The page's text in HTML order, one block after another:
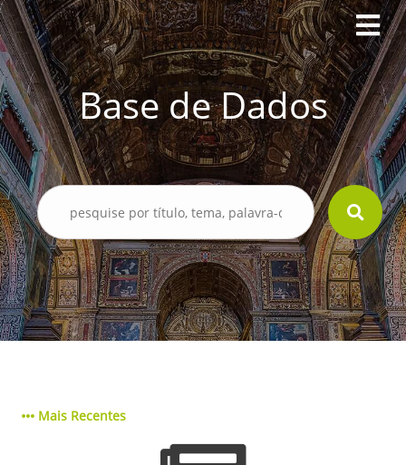
Base de Dados
Mais Recentes